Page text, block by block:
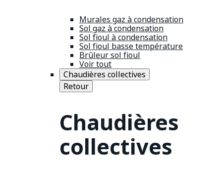
Murales gaz à condensation
Sol gaz à condensation
Sol fioul à condensation
Sol fioul basse température
Brûleur sol fioul
Voir tout
Chaudières collectives
Retour
Chaudières
collectives